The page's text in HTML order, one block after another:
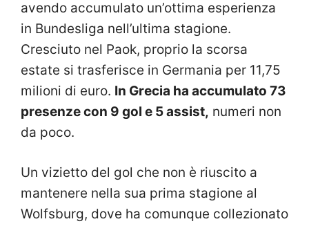
avendo accumulato un’ottima esperienza
in Bundesliga nell’ultima stagione.
Cresciuto nel Paok, proprio la scorsa
estate si trasferisce in Germania per 11,75
milioni di euro. In Grecia ha accumulato 73
presenze con 9 gol e 5 assist, numeri non
da poco.
Un vizietto del gol che non è riuscito a
mantenere nella sua prima stagione al
Wolfsburg, dove ha comunque collezionato